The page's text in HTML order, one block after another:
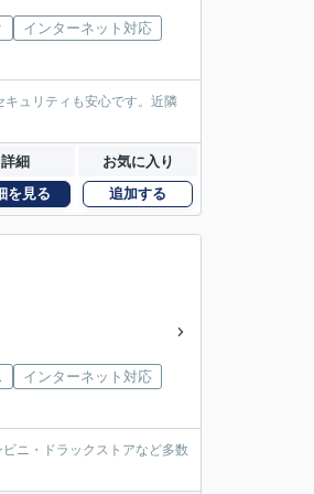
インターネット対応
ュリティも安心です。近隣
詳細 お気に入り
を見る 追加する
インターネット対応
ニ・ドラックストアなど多数